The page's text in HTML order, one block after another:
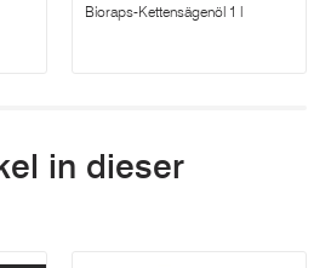
Bioraps-Kettensägenöl 1 l
in dieser